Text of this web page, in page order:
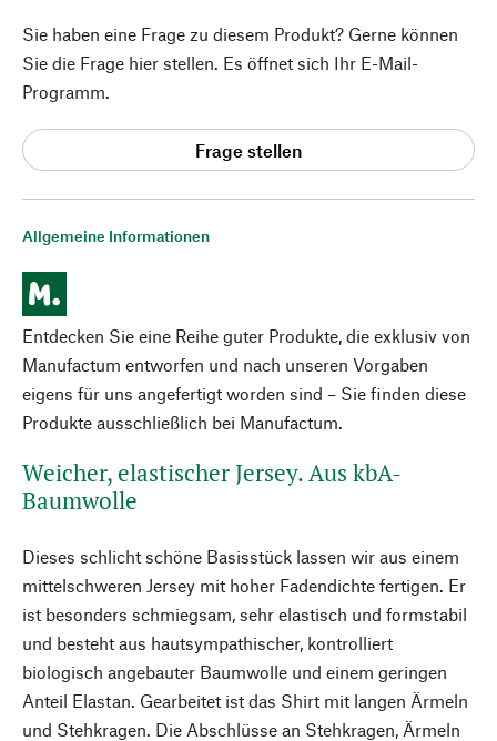
Allgemeine Informationen
Entdecken Sie eine Reihe guter Produkte, die exklusiv von
Manufactum entworfen und nach unseren Vorgaben
eigens für uns angefertigt worden sind – Sie finden diese
Produkte ausschließlich bei Manufactum.
Weicher, elastischer Jersey. Aus kbA-
Baumwolle
Dieses schlicht schöne Basisstück lassen wir aus einem
mittelschweren Jersey mit hoher Fadendichte fertigen. Er
ist besonders schmiegsam, sehr elastisch und formstabil
und besteht aus hautsympathischer, kontrolliert
biologisch angebauter Baumwolle und einem geringen
Anteil Elastan. Gearbeitet ist das Shirt mit langen Ärmeln
und Stehkragen. Die Abschlüsse an Stehkragen, Ärmeln
Sie haben eine Frage zu diesem Produkt? Gerne können
Sie die Frage hier stellen. Es öffnet sich Ihr E-Mail-
Programm.
Frage stellen